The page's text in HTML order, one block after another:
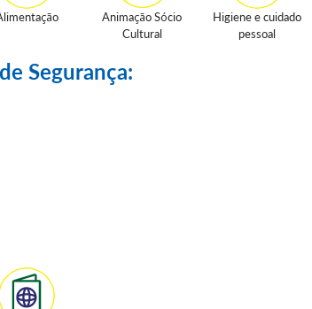
Animação Sócio
Cultural
Higiene e cuidado
pessoal
Segurança: